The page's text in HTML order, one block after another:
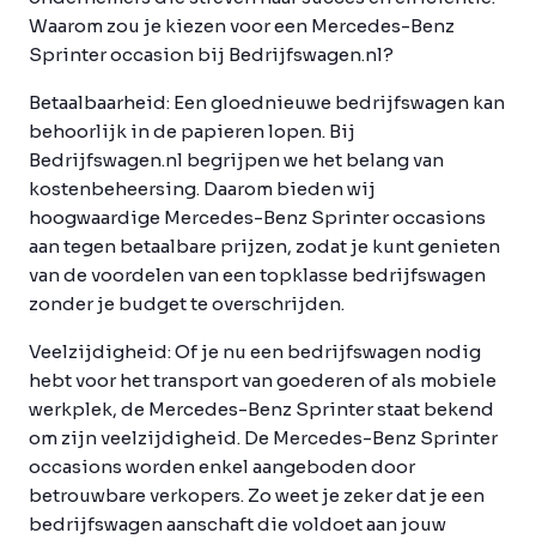
Waarom zou je kiezen voor een Mercedes-Benz
Sprinter occasion bij Bedrijfswagen.nl?
Betaalbaarheid: Een gloednieuwe bedrijfswagen kan
behoorlijk in de papieren lopen. Bij
Bedrijfswagen.nl begrijpen we het belang van
kostenbeheersing. Daarom bieden wij
hoogwaardige Mercedes-Benz Sprinter occasions
aan tegen betaalbare prijzen, zodat je kunt genieten
van de voordelen van een topklasse bedrijfswagen
zonder je budget te overschrijden.
Veelzijdigheid:Of je nu een bedrijfswagen nodig
hebt voor het transport van goederen of als mobiele
werkplek, de Mercedes-Benz Sprinter staat bekend
om zijn veelzijdigheid. De Mercedes-Benz Sprinter
occasions worden enkel aangeboden door
betrouwbare verkopers. Zo weet je zeker dat je een
bedrijfswagen aanschaft die voldoet aan jouw